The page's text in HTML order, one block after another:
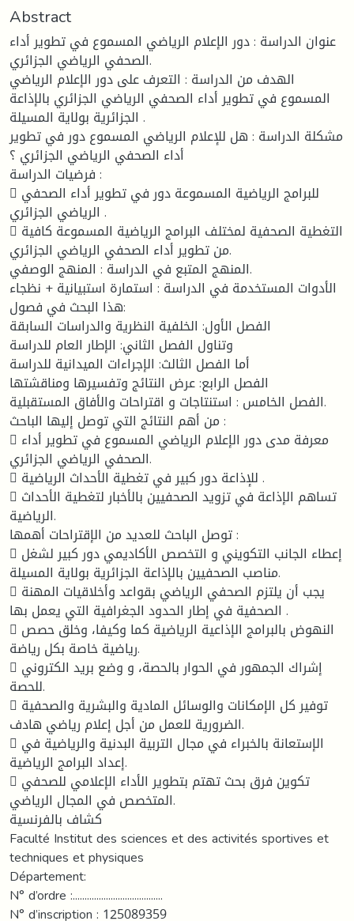
Abstract
عنوان الدراسة : دور الإعلام الرياضي المسموع في تطوير أداء
الصحفي الرياضي الجزائري.
الهدف من الدراسة : التعرف على دور الإعلام الرياضي
المسموع في تطوير أداء الصحفي الرياضي الجزائري بالإذاعة
الجزائرية بولاية المسيلة .
مشكلة الدراسة : هل للإعلام الرياضي المسموع دور في تطوير
أداء الصحفي الرياضي الجزائري ؟
فرضيات الدراسة :
 للبرامج الرياضية المسموعة دور في تطوير أداء الصحفي
الرياضي الجزائري .
 التغطية الصحفية لمختلف البرامج الرياضية المسموعة كافية
من تطوير أداء الصحفي الرياضي الجزائري.
المنهج المتبع في الدراسة : المنهج الوصفي.
الأدوات المستخدمة في الدراسة : استمارة استبيانية + نظجاء
هذا البحث في فصول:
الفصل الأول: الخلفية النظرية والدراسات السابقة
وتناول الفصل الثاني: الإطار العام للدراسة
أما الفصل الثالث: الإجراءات الميدانية للدراسة
الفصل الرابع: عرض النتائج وتفسيرها ومناقشتها
الفصل الخامس : استنتاجات و اقتراحات والأفاق المستقبلية.
من أهم النتائج التي توصل إليها الباحث :
 معرفة مدى دور الإعلام الرياضي المسموع في تطوير أداء
الصحفي الرياضي الجزائري.
 للإذاعة دور كبير في تغطية الأحداث الرياضية .
 تساهم الإذاعة في تزويد الصحفيين بالأخبار لتغطية الأحداث
الرياضية.
توصل الباحث للعديد من الإقتراحات أهمها :
 إعطاء الجانب التكويني و التخصص الأكاديمي دور كبير لشغل
مناصب الصحفيين بالإذاعة الجزائرية بولاية المسيلة.
 يجب أن يلتزم الصحفي الرياضي بقواعد وأخلاقيات المهنة
الصحفية في إطار الحدود الجغرافية التي يعمل بها .
 النهوض بالبرامج الإذاعية الرياضية كما وكيفا، وخلق حصص
رياضية خاصة بكل رياضة.
 إشراك الجمهور في الحوار بالحصة، و وضع بريد الكتروني
للحصة.
 توفير كل الإمكانات والوسائل المادية والبشرية والصحفية
الضرورية للعمل من أجل إعلام رياضي هادف.
 الإستعانة بالخبراء في مجال التربية البدنية والرياضية في
إعداد البرامج الرياضية.
 تكوين فرق بحث تهتم بتطوير الأداء الإعلامي للصحفي
المتخصص في المجال الرياضي.
كشاف بالفرنسية
Faculté Institut des sciences et des activités sportives et
techniques et physiques
Département:
N° d’ordre :......................................
N° d’inscription : 125089359